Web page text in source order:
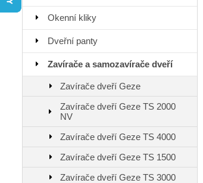
Okenní kliky
Dveřní panty
Zavírače a samozavírače dveří
Zavírače dveří Geze
Zavírače dveří Geze TS 2000
NV
Zavírače dveří Geze TS 4000
Zavírače dveří Geze TS 1500
Zavírače dveří Geze TS 3000